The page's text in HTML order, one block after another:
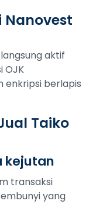
Nanovest
aktif
OJK
enkripsi berlapis
Taiko
kejutan
transaksi
yang